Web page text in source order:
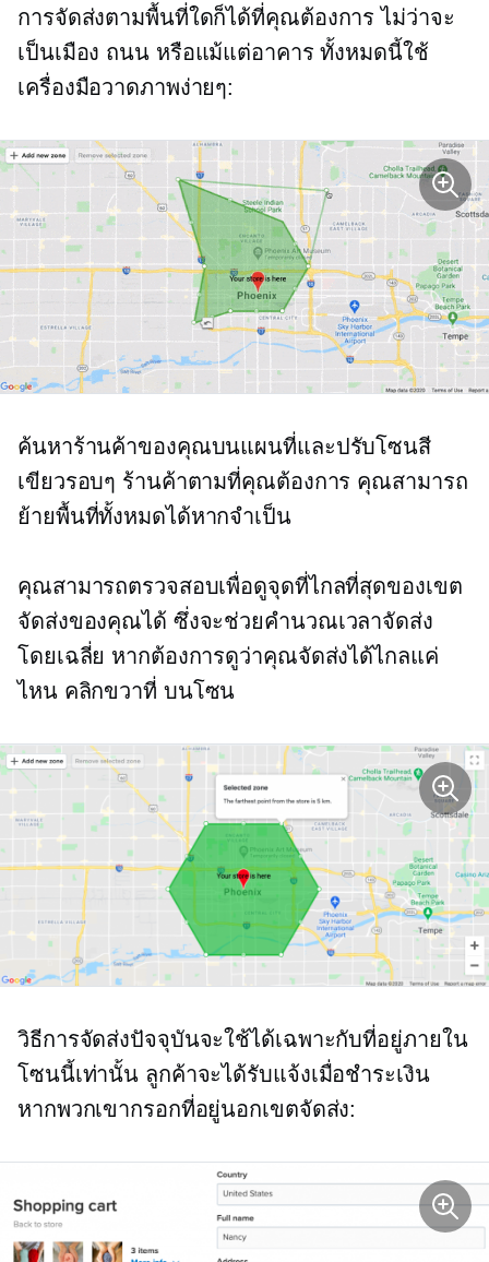
การจัดส่งตามพื้นที่ใดก็ได้ที่คุณต้องการ ไม่ว่าจะ
เป็นเมือง ถนน หรือแม้แต่อาคาร ทั้งหมดนี้ใช้
เครื่องมือวาดภาพง่ายๆ:
ค้นหาร้านค้าของคุณบนแผนที่และปรับโซนสี
เขียวรอบๆ ร้านค้าตามที่คุณต้องการ คุณสามารถ
ย้ายพื้นที่ทั้งหมดได้หากจำเป็น
คุณสามารถตรวจสอบเพื่อดูจุดที่ไกลที่สุดของเขต
จัดส่งของคุณได้ ซึ่งจะช่วยคำนวณเวลาจัดส่ง
โดยเฉลี่ย หากต้องการดูว่าคุณจัดส่งได้ไกลแค่
ไหน คลิกขวาที่ บนโซน
วิธีการจัดส่งปัจจุบันจะใช้ได้เฉพาะกับที่อยู่ภายใน
โซนนี้เท่านั้น ลูกค้าจะได้รับแจ้งเมื่อชำระเงิน
หากพวกเขากรอกที่อยู่นอกเขตจัดส่ง: